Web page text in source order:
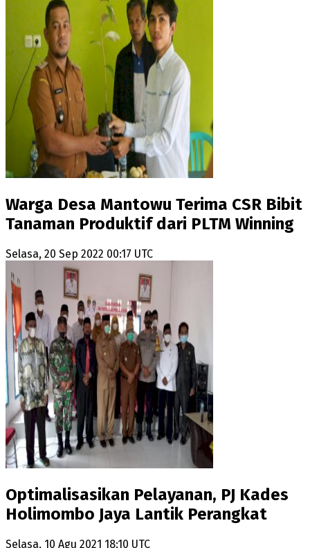
Warga Desa Mantowu Terima CSR Bibit
Tanaman Produktif dari PLTM Winning
Selasa, 20 Sep 2022 00:17 UTC
Optimalisasikan Pelayanan, PJ Kades
Holimombo Jaya Lantik Perangkat
Selasa, 10 Agu 2021 18:10 UTC